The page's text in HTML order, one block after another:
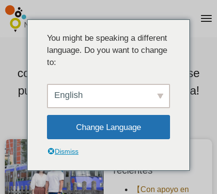
MITUBACI Anillos de boda y
compromiso hechos a mano que se
pueden llevar a casa ¡el mismo día!
2020-07-05
recientes
【Con apoyo en
You might be speaking a different
language. Do you want to change
to:
English
Change Language
Dismiss